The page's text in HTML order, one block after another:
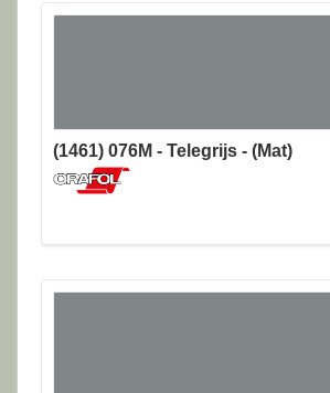
(1461) 076M - Telegrijs - (Mat)